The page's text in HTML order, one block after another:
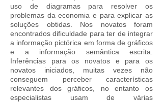
uso de diagramas para resolver os
problemas da economia e para explicar as
soluções obtidas. Nos novatos foram
encontrados dificuldade para ter de integrar
a informação pictórica em forma de gráficos
e a informação semântica escrita.
Inferências para os novatos e para os
novatos iniciados, muitas vezes não
conseguem perceber características
relevantes dos gráficos, no entanto os
especialistas usam de várias